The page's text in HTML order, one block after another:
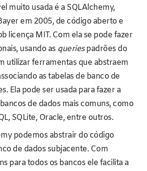
muito usada é a SQLAlchemy,
em 2005, de código aberto e
licença MIT. Com ela se pode fazer
usando as queriespadrões do
utilizar ferramentas que abstraem
as tabelas de banco de
Ela pode ser usada para fazer a
de dados mais comuns, como
SQLite, Oracle, entre outros.
podemos abstrair do código
de dados subjacente. Com
para todos os bancos ele facilita a